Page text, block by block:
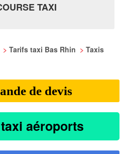
TAXI
> Tarifs taxi Bas Rhin > Taxis
de devis
aéroports